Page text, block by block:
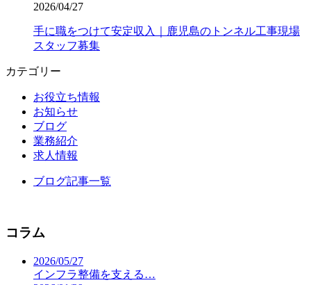
2026/04/27
手に職をつけて安定収入｜鹿児島のトンネル工事現場
スタッフ募集
カテゴリー
お役立ち情報
お知らせ
ブログ
業務紹介
求人情報
ブログ記事一覧
コラム
2026/05/27
インフラ整備を支える…